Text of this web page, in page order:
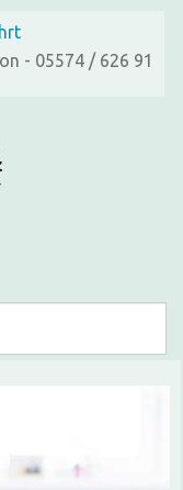
- 05574 / 626 91